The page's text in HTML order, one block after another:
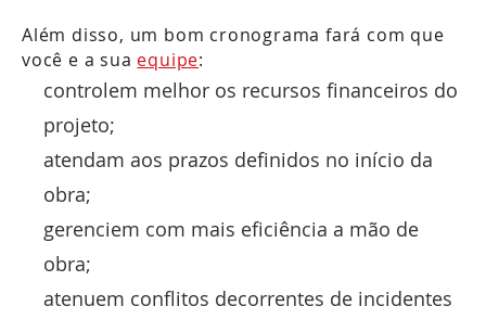
Além disso, um bom cronograma fará com que
você e a sua equipe:
controlem melhor os recursos financeiros do
projeto;
atendam aos prazos definidos no início da
obra;
gerenciem com mais eficiência a mão de
obra;
atenuem conflitos decorrentes de incidentes